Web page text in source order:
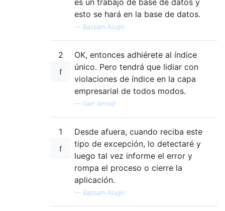
esto se hará en la base de datos.
— Bassam Alugili
2
OK, entonces adhiérete al índice
único. Pero tendrá que lidiar con
violaciones de índice en la capa
empresarial de todos modos.
— Gert Arnold
1
Desde afuera, cuando reciba este
tipo de excepción, lo detectaré y
luego tal vez informe el error y
rompa el proceso o cierre la
aplicación.
— Bassam Alugili